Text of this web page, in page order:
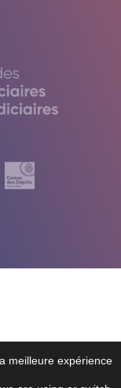
meilleure expérience